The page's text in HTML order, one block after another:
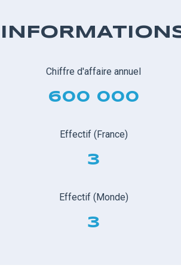
Chiffre d'affaire annuel
600 000
Effectif (France)
3
Effectif (Monde)
3